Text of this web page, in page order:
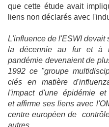
que cette étude avait
liens non déclarés avec
L'influence de l'ESWI devait
la décennie au fur et à
pandémie devenaient de
1992 ce "groupe
clés en matière
l'impact d'une épidémie
et affirme ses liens avec
centre européen de
autres